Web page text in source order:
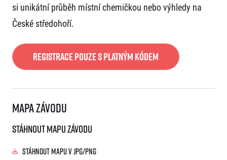
si unikátní průběh místní chemičkou nebo výhledy na
České středohoří.
Registrace pouze s platným kódem
Mapa závodu
Stáhnout mapu závodu
Stáhnout mapu v JPG/PNG